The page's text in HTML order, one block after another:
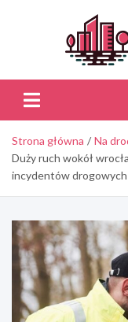
Strona główna
Na
Duży ruch wokół
incydentów drogowych